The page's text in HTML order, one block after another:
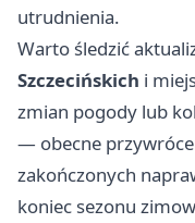
utrudnienia.
Warto śledzić
Szczecińskich i
zmian pogody lub
— obecne
zakończonych
koniec sezonu